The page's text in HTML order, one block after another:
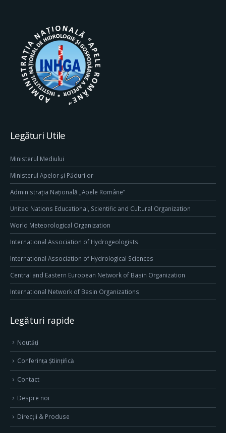
Legături Utile
Ministerul Mediului
Ministerul Apelor și Pădurilor
Administrația Națională „Apele Române”
United Nations Educational, Scientific and Cultural Organization
World Meteorological Organization
International Association of Hydrogeologists
International Association of Hydrological Sciences
Central and Eastern European Network of Basin Organization
International Network of Basin Organizations
Legături rapide
Noutăți
Conferința Științifică
Contact
Despre noi
Direcţii & Produse